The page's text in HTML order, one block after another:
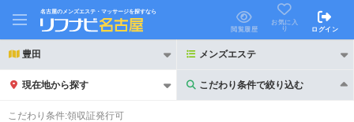
名古屋のメンズエステ・マッサージを探すなら
閲覧履歴
お気に入
り
ログイン
豊田 メンズエステ
現在地から探す こだわり条件で絞り込む
こだわり条件で絞り込む
こだわり条件:領収証発行可